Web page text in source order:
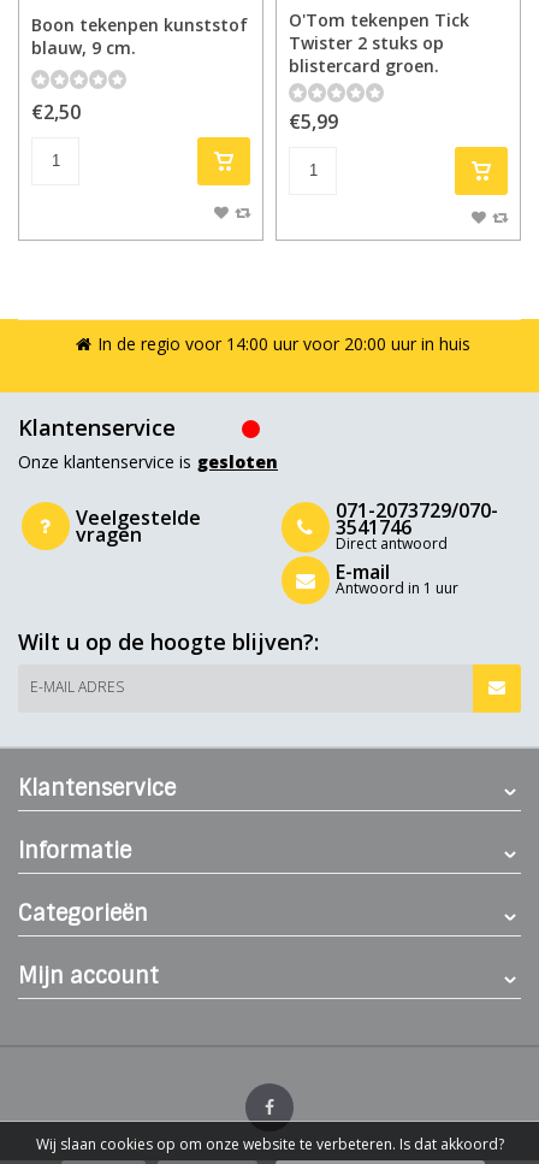
Boon tekenpen kunststof
blauw, 9 cm.
€2,50
O'Tom tekenpen Tick
Twister 2 stuks op
blistercard groen.
€5,99
In de regio voor 14:00 uur voor 20:00 uur in huis
Klantenservice
Onze klantenservice is gesloten
Veelgestelde
vragen
071-2073729/070-
3541746
Direct antwoord
E-mail
Antwoord in 1 uur
Wilt u op de hoogte blijven?:
E-MAIL ADRES
Klantenservice
Informatie
Categorieën
Mijn account
Wij slaan cookies op om onze website te verbeteren. Is dat akkoord?